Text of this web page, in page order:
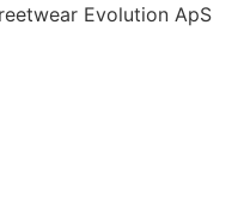
Evolution ApS